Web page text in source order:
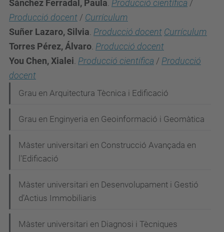
Sánchez Ferradal, Paula Producció científica /
Producció docent / Currículum
Suñer Lazaro, Silvia Producció docent Currículum
Torres Pérez, Álvaro Producció docent
You Chen, Xialei Producció científica / Producció
docent
a
v
a
i
Grau en Arquitectura Tècnica i Edificació
Grau en Enginyeria en Geoinformació i Geomàtica
Màster universitari en Construcció Avançada en
l'Edificació
Màster universitari en Desenvolupament i Gestió
d’Actius Immobiliaris
Màster universitari en Diagnosi i Tècniques